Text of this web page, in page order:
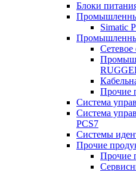
Блоки
Simatic
Прочие
Система
Система
PCS7
Системы
Прочие
Прочие